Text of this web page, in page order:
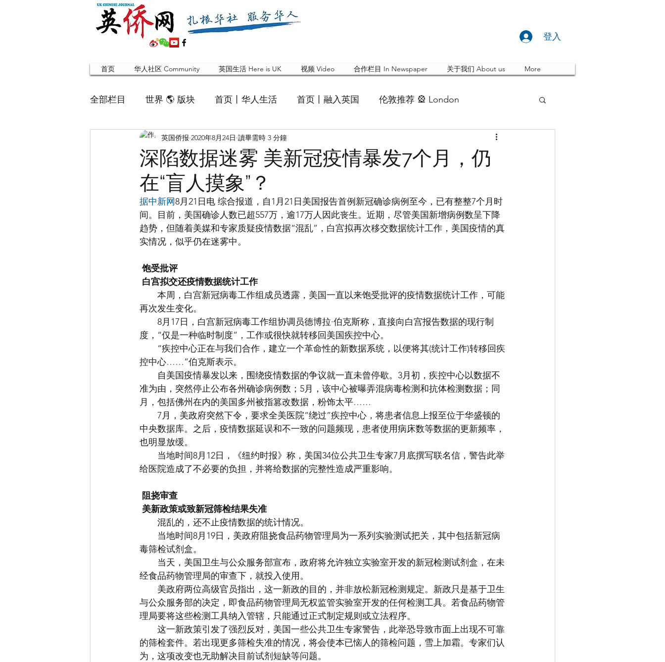
登入
首页 华人社区 Community 英国生活 Here is UK 视频 Video 合作栏目 In Newspaper 关于我们 About us More
全部栏目 世界 🌎 版块 首页丨华人生活 首页丨融入英国 伦敦推荐 🎡 London
英国脱宅指南 Time out 英国快乐肥宅指南 Cola
寻找组织 Friends 华人专题 Feature
合作栏目 留学生 英国白金汉大学中国校友会
深陷数据迷雾 美新冠疫情暴发7个月，仍
在“盲人摸象”？
英国侨报 2020年8月24日 讀畢需時 3 分鐘
据中新网8月21日电 综合报道，自1月21日美国报告首例新冠确诊病例至今，已有整整7个月时
间。目前，美国确诊人数已超557万，逾17万人因此丧生。近期，尽管美国新增病例数呈下降
趋势，但随着美媒和专家质疑疫情数据“混乱”，白宫拟再次移交数据统计工作，美国疫情的真
实情况，似乎仍在迷雾中。
饱受批评
白宫拟交还疫情数据统计工作
本周，白宫新冠病毒工作组成员透露，美国一直以来饱受批评的疫情数据统计工作，可能
再次发生变化。
8月17日，白宫新冠病毒工作组协调员德博拉·伯克斯称，直接向白宫报告数据的现行制
度，“仅是一种临时制度”，工作或很快就转移回美国疾控中心。
“疾控中心正在与我们合作，建立一个革命性的新数据系统，以便将其(统计工作)转移回疾
控中心……”伯克斯表示。
自美国疫情暴发以来，围绕疫情数据的争议就一直未曾停歇。3月初，疾控中心以数据不
准为由，突然停止公布各州确诊病例数；5月，该中心被曝弄混病毒检测和抗体检测数据；同
月，包括佛州在内的美国多州被指篡改数据，粉饰太平……
7月，美政府突然下令，要求全美医院“绕过”疾控中心，将患者信息上报至位于华盛顿的
中央数据库。之后，疫情数据延误和不一致的问题频现，患者使用病床数等数据的更新频率，
也明显放缓。
当地时间8月12日，《纽约时报》称，美国34位公共卫生专家7月底撰写联名信，警告此举
给医院造成了不必要的负担，并将给数据的完整性造成严重影响。
阻挠审查
美新政策或致新冠筛检结果失准
混乱的，还不止疫情数据的统计情况。
当地时间8月19日，美政府阻挠食品药物管理局为一系列实验测试把关，其中包括新冠病
毒筛检试剂盒。
当天，美国卫生与公众服务部宣布，政府将允许独立实验室开发的新冠检测试剂盒，在未
经食品药物管理局的审查下，就投入使用。
美政府两位高级官员指出，这一新政的目的，并非放松新冠检测规定。新政只是基于卫生
与公众服务部的决定，即食品药物管理局无权监管实验室开发的任何检测工具。若食品药物管
理局要将这些检测工具纳入管辖，只能通过正式制定规则或立法程序。
这一新政策引发了强烈反对，美国一些公共卫生专家警告，此举恐导致市面上出现不可靠
的筛检套件。若出现更多筛检失准的情况，将会使本已恼人的筛检问题，雪上加霜。专家们认
为，这项改变也无助解决目前试剂短缺等问题。